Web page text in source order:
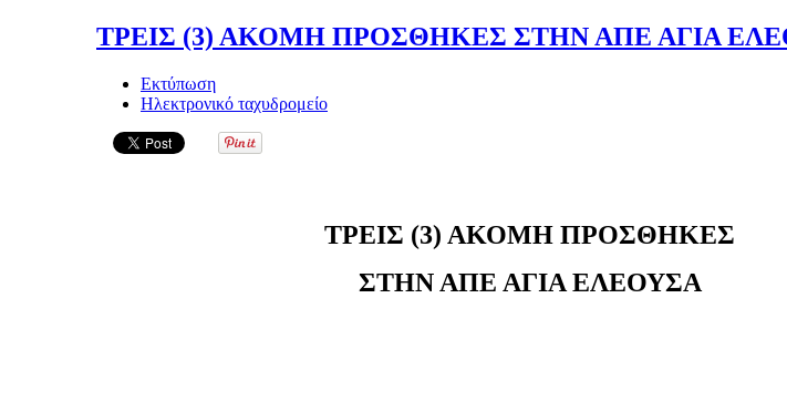
ΤΡΕΙΣ (3) ΑΚΟΜΗ ΠΡΟΣΘΗΚΕΣ ΣΤΗΝ ΑΠΕ ΑΓΙΑ
Εκτύπωση
Ηλεκτρονικό ταχυδρομείο
ΤΡΕΙΣ (3) ΑΚΟΜΗ ΠΡΟΣΘΗΚΕΣ
ΣΤΗΝ ΑΠΕ ΑΓΙΑ ΕΛΕΟΥΣΑ